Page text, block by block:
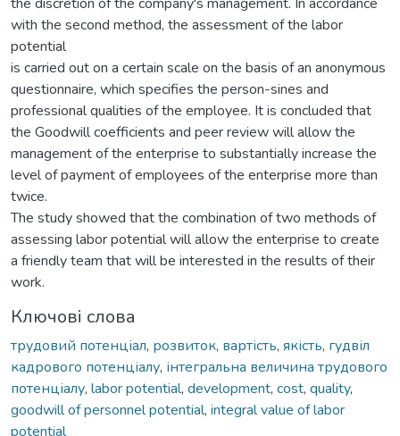
with the second method, the assessment of the labor
potential
is carried out on a certain scale on the basis of an anonymous
questionnaire, which specifies the person-sines and
professional qualities of the employee. It is concluded that
the Goodwill coefficients and peer review will allow the
management of the enterprise to substantially increase the
level of payment of employees of the enterprise more than
twice.
The study showed that the combination of two methods of
assessing labor potential will allow the enterprise to create
a friendly team that will be interested in the results of their
work.
Ключові слова
трудовий потенціал, розвиток, вартість, якість, гудвіл
кадрового потенціалу, інтегральна величина трудового
потенціалу, labor potential, development, cost, quality,
goodwill of personnel potential, integral value of labor
potential